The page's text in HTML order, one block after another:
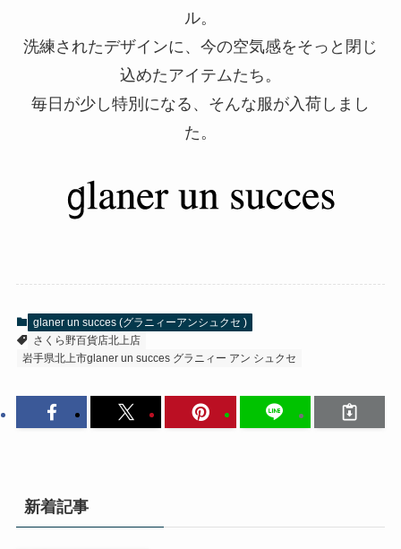
ル。
洗練されたデザインに、今の空気感をそっと閉じ
込めたアイテムたち。
毎日が少し特別になる、そんな服が入荷しまし
た。
glaner un succes (グラニィーアンシュクセ )
さくら野百貨店北上店
岩手県北上市glaner un succes グラニィー アン シュクセ
新着記事